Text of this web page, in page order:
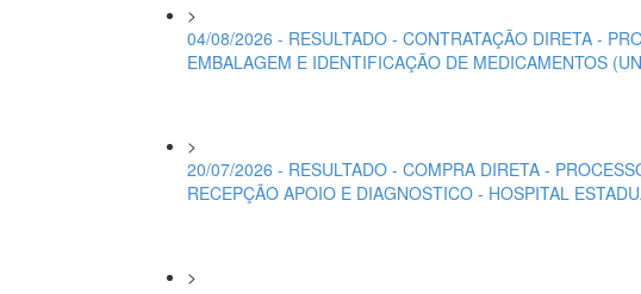
>
04/08/2026 - RESULTADO - CONTRATAÇÃO DIRETA -
EMBALAGEM E IDENTIFICAÇÃO DE MEDICAMENTOS
>
20/07/2026 - RESULTADO - COMPRA DIRETA -
RECEPÇÃO APOIO E DIAGNOSTICO - HOSPITAL
>